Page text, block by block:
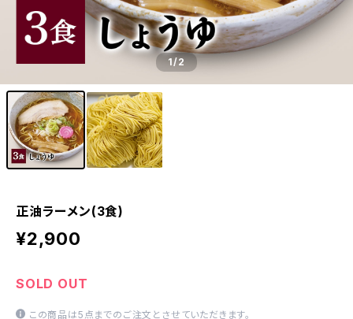
1/2
正油ラーメン(3食)
¥2,900
SOLD OUT
この商品は5点までのご注文とさせていただきます。